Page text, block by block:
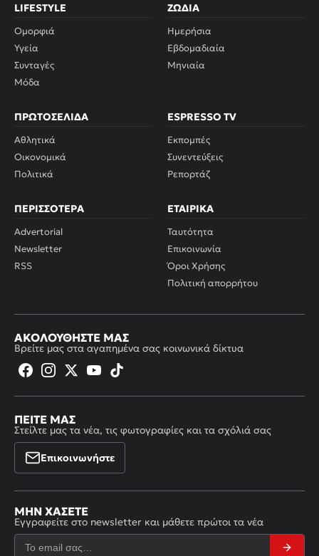
LIFESTYLE
Ομορφιά
Υγεία
Συνταγές
Μόδα
ΖΏΔΙΑ
Ημερήσια
Εβδομαδιαία
Μηνιαία
ΠΡΩΤΟΣΈΛΙΔΑ
Αθλητικά
Οικονομικά
Πολιτικά
ESPRESSO TV
Εκπομπές
Συνεντεύξεις
Ρεπορτάζ
ΠΕΡΙΣΣΌΤΕΡΑ
Advertorial
Newsletter
RSS
ΕΤΑΙΡΙΚΆ
Ταυτότητα
Επικοινωνία
Όροι Χρήσης
Πολιτική απορρήτου
ΑΚΟΛΟΥΘΉΣΤΕ ΜΑΣ
Βρείτε μας στα αγαπημένα σας κοινωνικά δίκτυα
ΠΕΊΤΕ ΜΑΣ
Στείλτε μας τα νέα, τις φωτογραφίες και τα σχόλιά σας
Επικοινωνήστε
ΜΗΝ ΧΆΣΕΤΕ
Εγγραφείτε στο newsletter και μάθετε πρώτοι τα νέα